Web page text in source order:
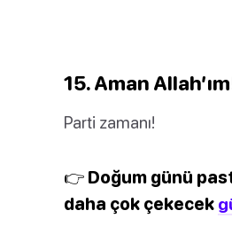
15. Aman
Parti zamanı!
👉 Doğum günü
daha çok çekecek